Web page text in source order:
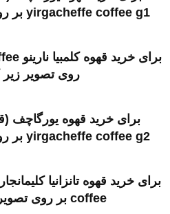
yirgacheffe coffee g1 بر روی تصویر زیر کلیک کنید
روی تصویر زیر
برای خرید قهوه یورگاچف
yirgacheffe coffee g2 بر روی تصویر زیر کلیک کنید
coffee بر روی تصویر زیر کلیک کنید